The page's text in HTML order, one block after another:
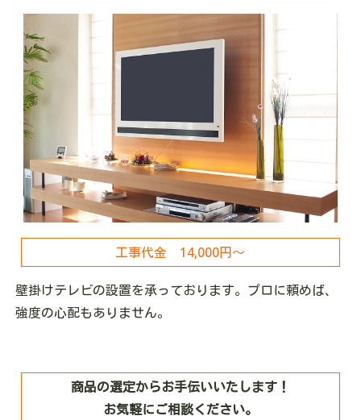
工事代金 14,000円～
壁掛けテレビの設置を承っております。プロに頼めば、
強度の心配もありません。
商品の選定からお手伝いいたします！
お気軽にご相談ください。